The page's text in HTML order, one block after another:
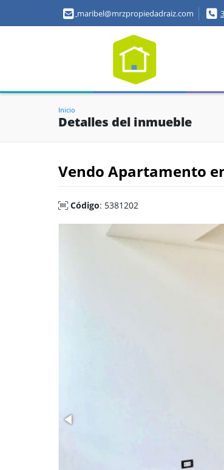
maribel@mrzpropiedadraiz.com
Inicio
Detalles del inmueble
Vendo Apartamento
Código: 5381202